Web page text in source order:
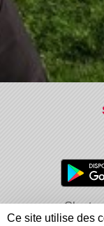
Charte
Informations
Ce site utilise des